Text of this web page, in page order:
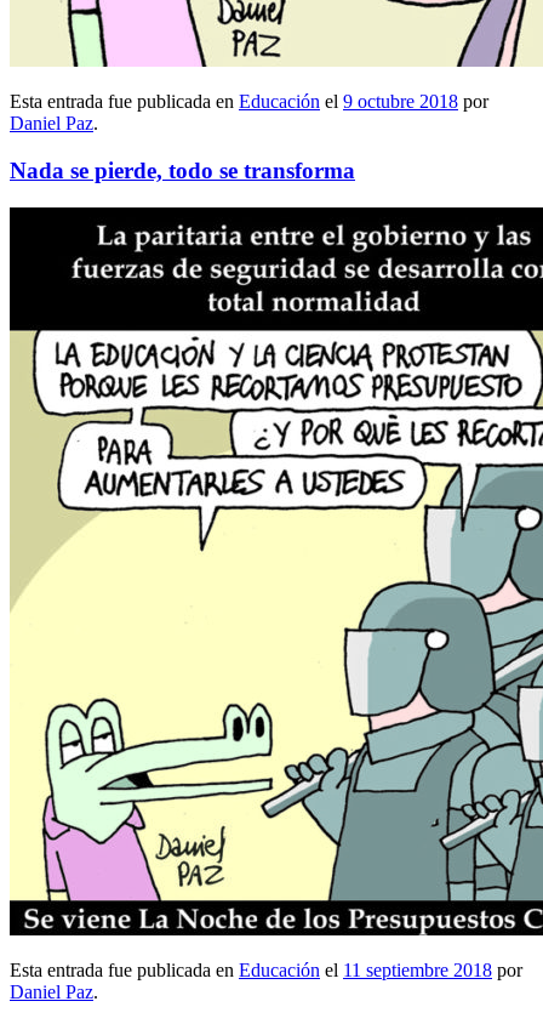
Esta entrada fue publicada en Educación el 9 octubre 2018 por
Daniel Paz.
Nada se pierde, todo se transforma
Esta entrada fue publicada en Educación el 11 septiembre 2018 por
Daniel Paz.